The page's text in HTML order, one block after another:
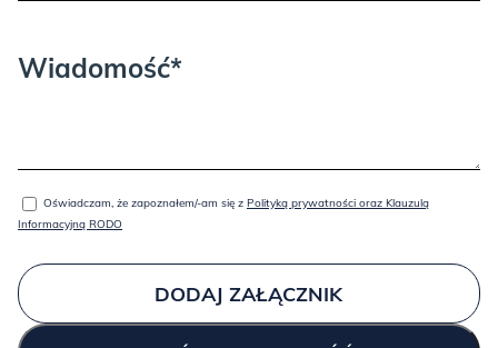
ICE BLUE:
JUNGLE:
Wiadomość*
Oświadczam, że zapoznałem/-am się z Polityką prywatności oraz Klauzulą
Informacyjną RODO
DODAJ ZAŁĄCZNIK